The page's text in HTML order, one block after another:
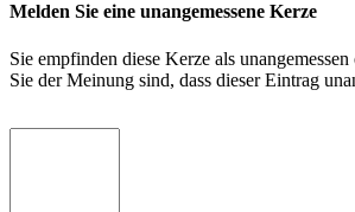
Melden Sie eine unangemessene Kerze
Sie empfinden diese Kerze als
Sie der Meinung sind, dass dieser Eintrag